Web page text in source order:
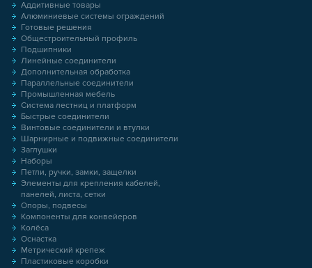
Аддитивные товары
Алюминиевые системы ограждений
Готовые решения
Общестроительный профиль
Подшипники
Линейные соединители
Дополнительная обработка
Параллельные соединители
Промышленная мебель
Система лестниц и платформ
Быстрые соединители
Винтовые соединители и втулки
Шарнирные и подвижные соединители
Заглушки
Наборы
Петли, ручки, замки, защелки
Элементы для крепления кабелей,
панелей, листа, сетки
Опоры, подвесы
Компоненты для конвейеров
Колёса
Оснастка
Метрический крепеж
Пластиковые коробки